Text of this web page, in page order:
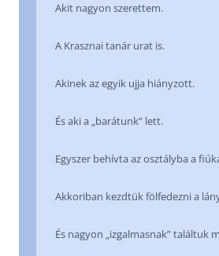
Akit nagyon szerettem.
A Krasznai tanár urat is.
Akinek az egyik ujja hiányzott.
És aki a „barátunk” lett.
Egyszer behívta az osztályba a
Akkoriban kezdtük fölfedezni a
És nagyon „izgalmasnak” találtuk